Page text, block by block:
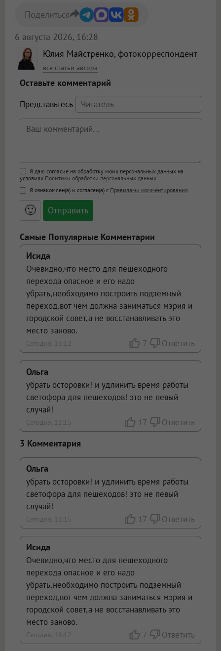
Юлия Майстренко, фотокорреспондент
все статьи автора
6 августа 2026, 16:28
Поделиться
Оставьте комментарий
Представьтесь
Поддержка HTML
<b>, <strong>, <u>, <i>, <em>, <s>, <big>,
<small>, <sup>, <sub>, <pre>, <ul>, <ol>, <li>,
<blockquote>, <code> экранирует HTML,
адреса URL автоматически становятся
ссылками, и [img]адрес[/img] будет
Я даю согласие на обработку моих персональных данных на
условиях Политики обработки персональных данных.
Я ознакомлен(а) и согласен(а) с Правилами комментирования.
🙂
Самые Популярные Комментарии
Исида
Очевидно,что место для пешеходного
перехода опасное и его надо
убрать,необходимо построить подземный
переход,вот чем должна заниматься мэрия и
городской совет,а не восстанавливать это
место заново.
Сегодня, 16:12 7 Ответить
Ольга
убрать осторовки! и удлинить время работы
светофора для пешеходов! это не певый
случай!
Сегодня, 11:15 17 Ответить
3 Комментария
Ольга
убрать осторовки! и удлинить время работы
светофора для пешеходов! это не певый
случай!
Сегодня, 11:15 17 Ответить
Исида
Очевидно,что место для пешеходного
перехода опасное и его надо
убрать,необходимо построить подземный
переход,вот чем должна заниматься мэрия и
городской совет,а не восстанавливать это
место заново.
Сегодня, 16:12 7 Ответить